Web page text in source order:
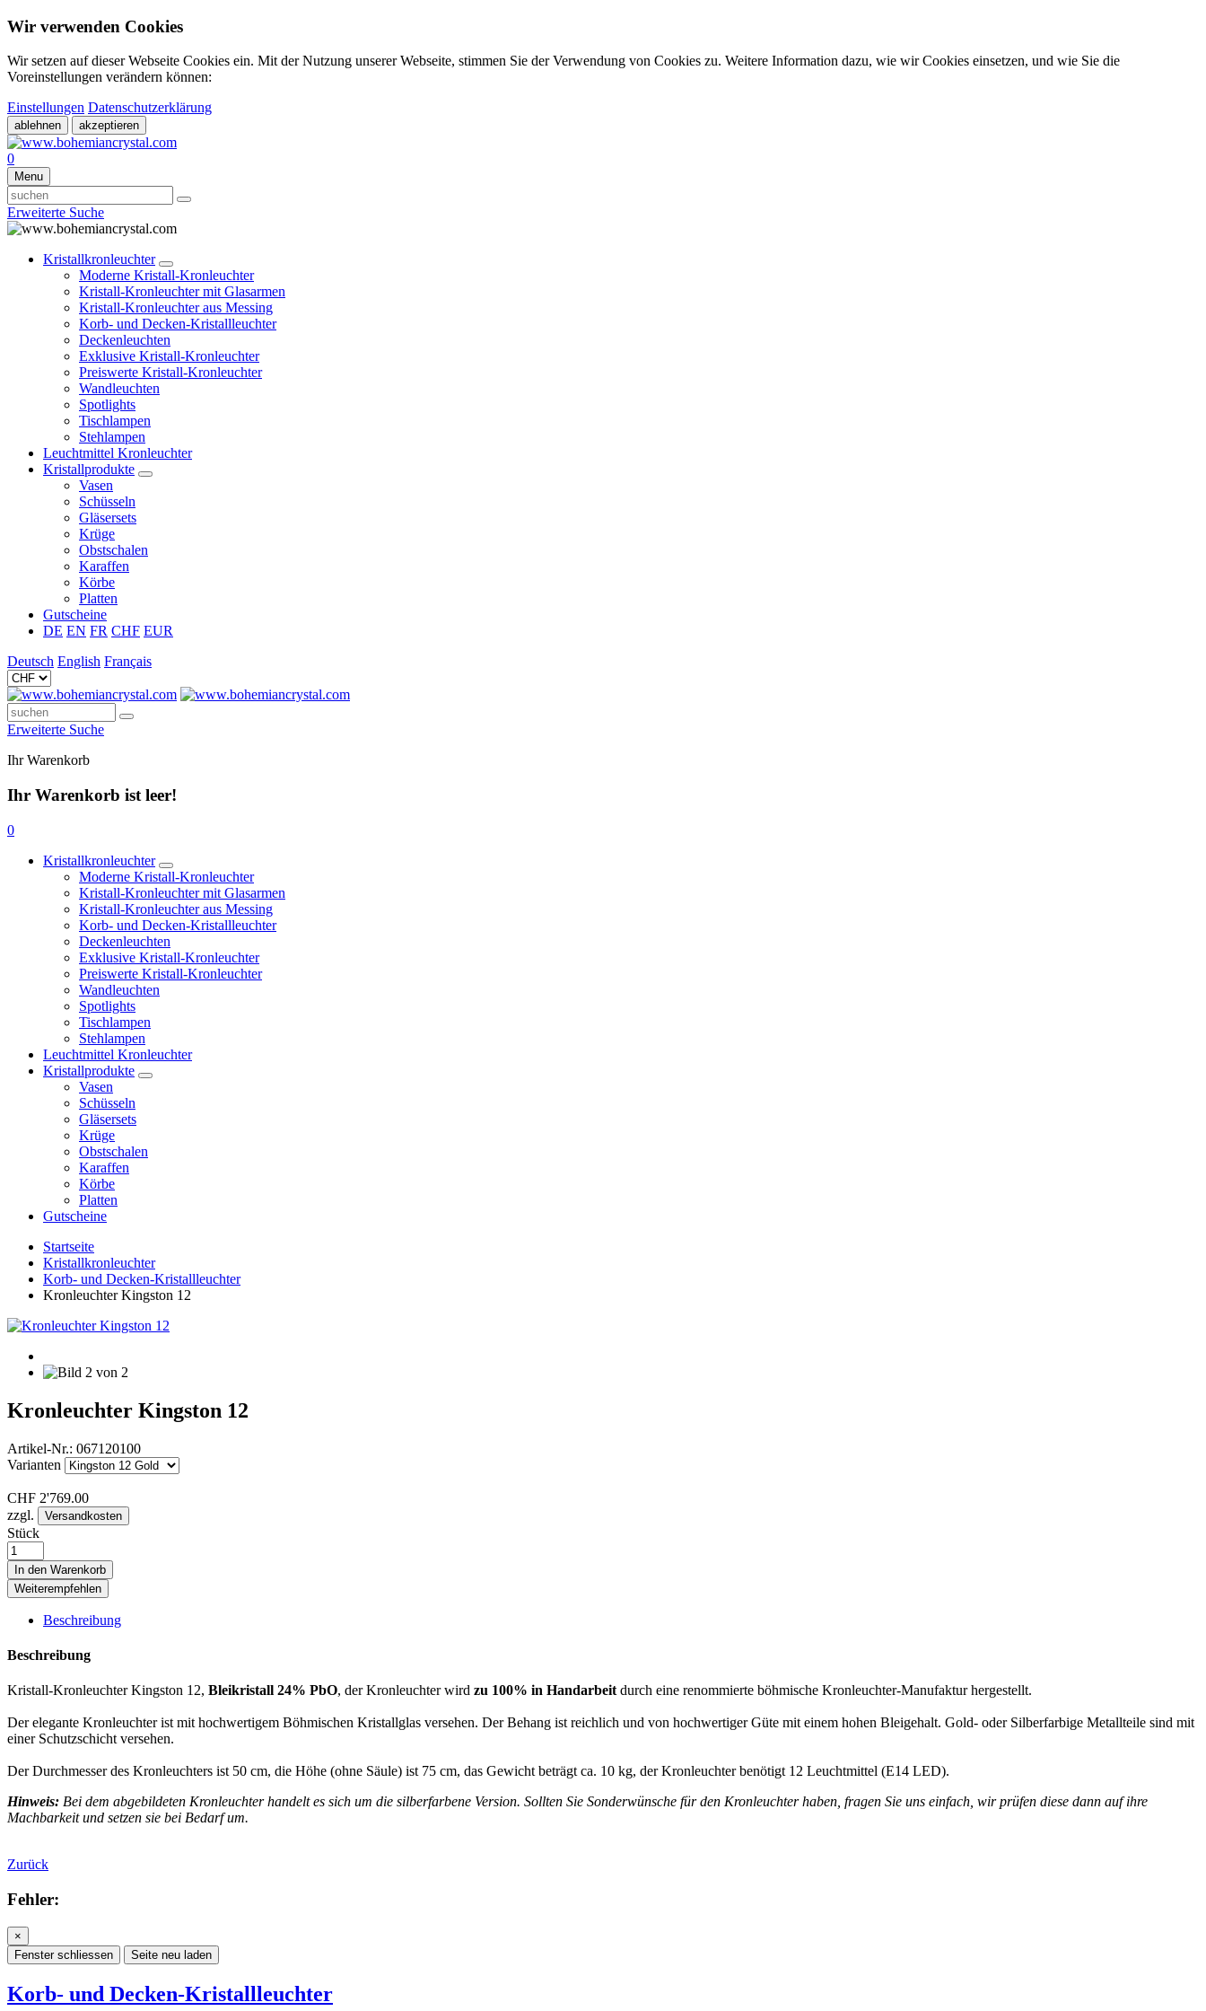
Wir verwenden Cookies
Wir setzen auf dieser Webseite Cookies ein. Mit der Nutzung unserer Webseite, stimmen Sie der Verwendung von Cookies zu. Weitere Information dazu, wie wir Cookies einsetzen, und wie Sie die
Voreinstellungen verändern können:
Einstellungen Datenschutzerklärung
ablehnen akzeptieren
0
Menu
Erweiterte Suche
Kristallkronleuchter
Moderne Kristall-Kronleuchter
Kristall-Kronleuchter mit Glasarmen
Kristall-Kronleuchter aus Messing
Korb- und Decken-Kristallleuchter
Deckenleuchten
Exklusive Kristall-Kronleuchter
Preiswerte Kristall-Kronleuchter
Wandleuchten
Spotlights
Tischlampen
Stehlampen
Leuchtmittel Kronleuchter
Kristallprodukte
Vasen
Schüsseln
Gläsersets
Krüge
Obstschalen
Karaffen
Körbe
Platten
Gutscheine
DE EN FR CHF EUR
Deutsch English Français
Erweiterte Suche
Ihr Warenkorb
Ihr Warenkorb ist leer!
0
Kristallkronleuchter
Moderne Kristall-Kronleuchter
Kristall-Kronleuchter mit Glasarmen
Kristall-Kronleuchter aus Messing
Korb- und Decken-Kristallleuchter
Deckenleuchten
Exklusive Kristall-Kronleuchter
Preiswerte Kristall-Kronleuchter
Wandleuchten
Spotlights
Tischlampen
Stehlampen
Leuchtmittel Kronleuchter
Kristallprodukte
Vasen
Schüsseln
Gläsersets
Krüge
Obstschalen
Karaffen
Körbe
Platten
Gutscheine
Startseite
Kristallkronleuchter
Korb- und Decken-Kristallleuchter
Kronleuchter Kingston 12
Kronleuchter Kingston 12
Artikel-Nr.: 067120100
Varianten
CHF 2'769.00
zzgl.
Versandkosten
Stück
In den Warenkorb
Weiterempfehlen
Beschreibung
Beschreibung
Kristall-Kronleuchter Kingston 12, Bleikristall 24% PbO, der Kronleuchter wird zu 100% in Handarbeit durch eine renommierte böhmische Kronleuchter-Manufaktur hergestellt.
Der elegante Kronleuchter ist mit hochwertigem Böhmischen Kristallglas versehen. Der Behang ist reichlich und von hochwertiger Güte mit einem hohen Bleigehalt. Gold- oder Silberfarbige Metallteile sind mit
einer Schutzschicht versehen.
Der Durchmesser des Kronleuchters ist 50 cm, die Höhe (ohne Säule) ist 75 cm, das Gewicht beträgt ca. 10 kg, der Kronleuchter benötigt 12 Leuchtmittel (E14 LED).
Hinweis: Bei dem abgebildeten Kronleuchter handelt es sich um die silberfarbene Version. Sollten Sie Sonderwünsche für den Kronleuchter haben, fragen Sie uns einfach, wir prüfen diese dann auf ihre
Machbarkeit und setzen sie bei Bedarf um.
Zurück
Fehler:
×
Fenster schliessen
Seite neu laden
Korb- und Decken-Kristallleuchter